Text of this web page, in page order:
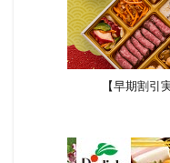
【早期割引